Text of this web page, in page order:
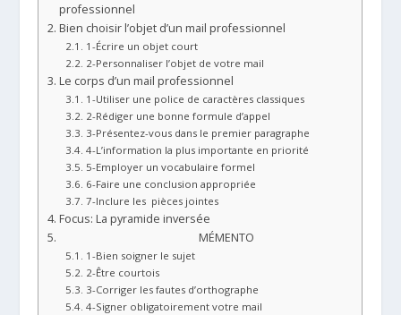
professionnel
Bien choisir l’objet d’un mail professionnel
1-Écrire un objet court
2-Personnaliser l’objet de votre mail
Le corps d’un mail professionnel
1-Utiliser une police de caractères classiques
2-Rédiger une bonne formule d’appel
3-Présentez-vous dans le premier paragraphe
4-L’information la plus importante en priorité
5-Employer un vocabulaire formel
6-Faire une conclusion appropriée
7-Inclure les pièces jointes
Focus: La pyramide inversée
MÉMENTO
1-Bien soigner le sujet
2-Être courtois
3-Corriger les fautes d’orthographe
4-Signer obligatoirement votre mail